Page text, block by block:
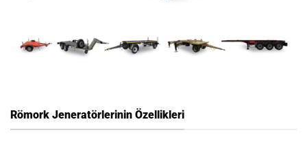
Römork Jeneratörlerinin Özellikleri